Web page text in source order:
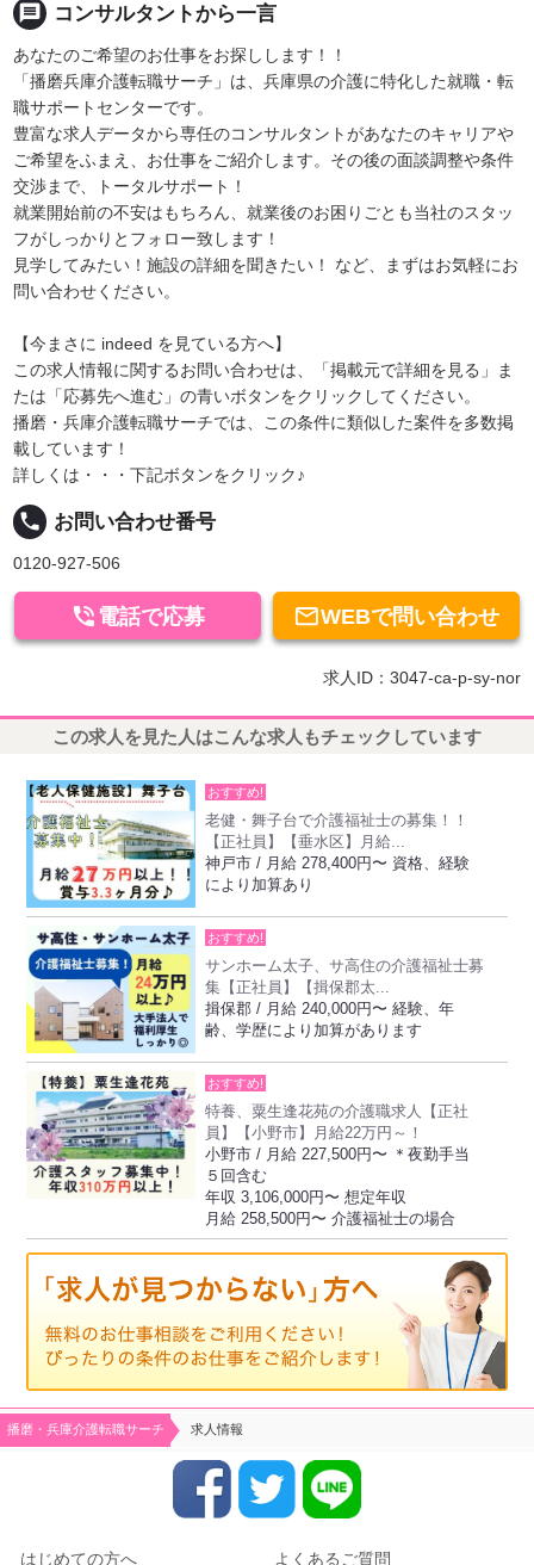
message コンサルタントから一言
あなたのご希望のお仕事をお探しします！！
「播磨兵庫介護転職サーチ」は、兵庫県の介護に特化した就職・転
職サポートセンターです。
豊富な求人データから専任のコンサルタントがあなたのキャリアや
ご希望をふまえ、お仕事をご紹介します。その後の面談調整や条件
交渉まで、トータルサポート！
就業開始前の不安はもちろん、就業後のお困りごとも当社のスタッ
フがしっかりとフォロー致します！
見学してみたい！施設の詳細を聞きたい！ など、まずはお気軽にお
問い合わせください。
【今まさに indeed を見ている方へ】
この求人情報に関するお問い合わせは、「掲載元で詳細を見る」ま
たは「応募先へ進む」の青いボタンをクリックしてください。
播磨・兵庫介護転職サーチでは、この条件に類似した案件を多数掲
載しています！
詳しくは・・・下記ボタンをクリック♪
local_phone お問い合わせ番号
0120-927-506
WEBで問い合わせ
 電話で応募
求人ID：3047-ca-p-sy-nor
この求人を見た人はこんな求人もチェックしています
おすすめ!
老健・舞子台で介護福祉士の募集！！
【正社員】【垂水区】月給...
神戸市 / 月給 278,400円〜 資格、経験
により加算あり
おすすめ!
サンホーム太子、サ高住の介護福祉士募
集【正社員】【揖保郡太...
揖保郡 / 月給 240,000円〜 経験、年
齢、学歴により加算があります
おすすめ!
特養、粟生逢花苑の介護職求人【正社
員】【小野市】月給22万円～！
小野市 / 月給 227,500円〜 ＊夜勤手当
５回含む
年収 3,106,000円〜 想定年収
月給 258,500円〜 介護福祉士の場合
播磨・兵庫介護転職サーチ 求人情報
はじめての方へ よくあるご質問